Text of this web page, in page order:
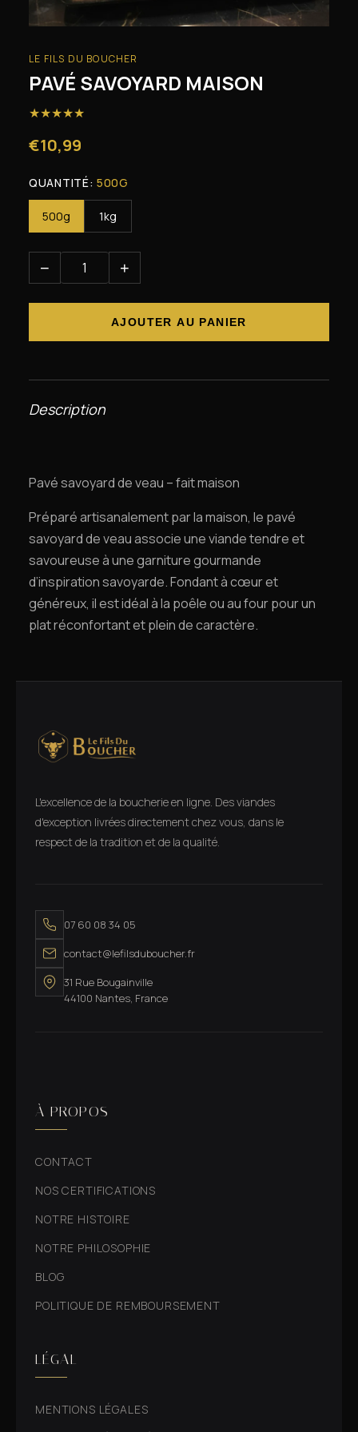
LE FILS DU BOUCHER
PAVÉ SAVOYARD MAISON
★★★★★
€10,99
QUANTITÉ: 500G
500g 1kg
− +
AJOUTER AU PANIER
Description
Pavé savoyard de veau – fait maison
Préparé artisanalement par la maison, le pavé
savoyard de veau associe une viande tendre et
savoureuse à une garniture gourmande
d’inspiration savoyarde. Fondant à cœur et
généreux, il est idéal à la poêle ou au four pour un
plat réconfortant et plein de caractère.
L'excellence de la boucherie en ligne. Des viandes
d'exception livrées directement chez vous, dans le
respect de la tradition et de la qualité.
07 60 08 34 05
contact@lefilsduboucher.fr
31 Rue Bougainville
44100 Nantes, France
À PROPOS
CONTACT
NOS CERTIFICATIONS
NOTRE HISTOIRE
NOTRE PHILOSOPHIE
BLOG
POLITIQUE DE REMBOURSEMENT
LÉGAL
MENTIONS LÉGALES